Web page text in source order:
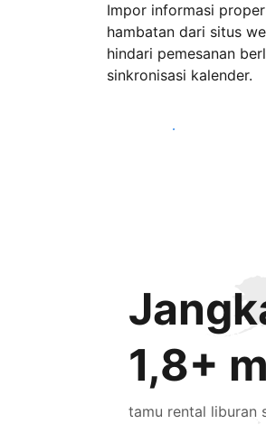
Impor informasi
hambatan dari situs
hindari pemesanan
sinkronisasi kalender.
Mulai sekarang
1,8+
tamu rental liburan